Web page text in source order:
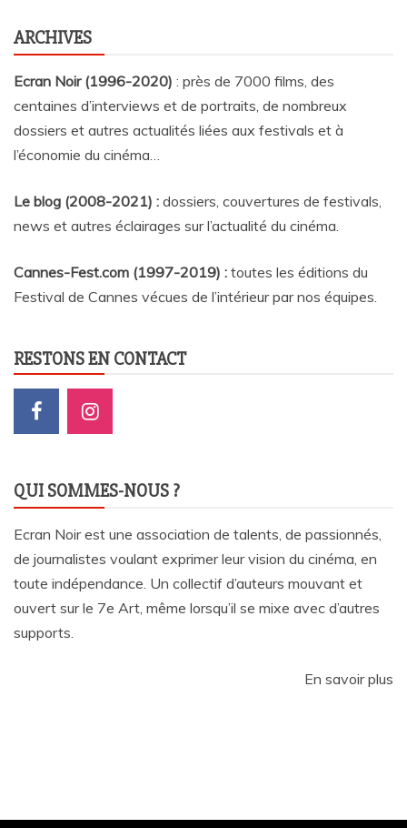
ARCHIVES
Ecran Noir (1996-2020) : près de 7000 films, des
centaines d’interviews et de portraits, de nombreux
dossiers et autres actualités liées aux festivals et à
l’économie du cinéma…
Le blog (2008-2021) : dossiers, couvertures de festivals,
news et autres éclairages sur l’actualité du cinéma
Cannes-Fest.com (1997-2019) : toutes les éditions du
Festival de Cannes vécues de l’intérieur par nos équipes.
RESTONS EN CONTACT
QUI SOMMES-NOUS ?
Ecran Noir est une association de talents, de passionnés,
de journalistes voulant exprimer leur vision du cinéma, en
toute indépendance. Un collectif d’auteurs mouvant et
ouvert sur le 7e Art, même lorsqu’il se mixe avec d’autres
supports.
En savoir plus